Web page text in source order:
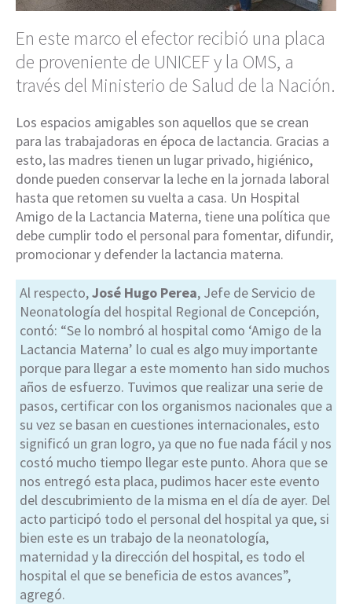
En este marco el efector recibió una placa
de proveniente de UNICEF y la OMS, a
través del Ministerio de Salud de la Nación.
Los espacios amigables son aquellos que se crean
para las trabajadoras en época de lactancia. Gracias a
esto, las madres tienen un lugar privado, higiénico,
donde pueden conservar la leche en la jornada laboral
hasta que retomen su vuelta a casa. Un Hospital
Amigo de la Lactancia Materna, tiene una política que
debe cumplir todo el personal para fomentar, difundir,
promocionar y defender la lactancia materna.
Al respecto,José Hugo Perea, Jefe de Servicio de
Neonatología del hospital Regional de Concepción,
contó: “Se lo nombró al hospital como ‘Amigo de la
Lactancia Materna’ lo cual es algo muy importante
porque para llegar a este momento han sido muchos
años de esfuerzo. Tuvimos que realizar una serie de
pasos, certificar con los organismos nacionales que a
su vez se basan en cuestiones internacionales, esto
significó un gran logro, ya que no fue nada fácil y nos
costó mucho tiempo llegar este punto. Ahora que se
nos entregó esta placa, pudimos hacer este evento
del descubrimiento de la misma en el día de ayer. Del
acto participó todo el personal del hospital ya que, si
bien este es un trabajo de la neonatología,
maternidad y la dirección del hospital, es todo el
hospital el que se beneficia de estos avances”,
agregó.